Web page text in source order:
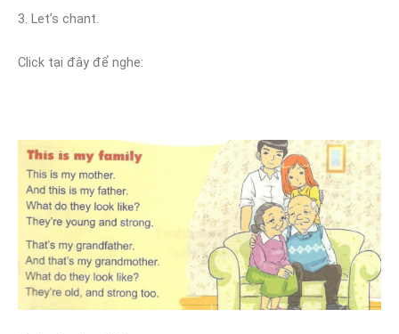
3. Let’s chant.
Click tại đây để nghe: